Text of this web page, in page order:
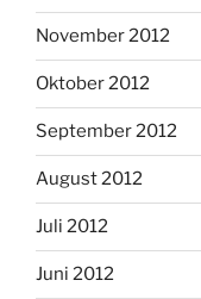
November 2012
Oktober 2012
September 2012
August 2012
Juli 2012
Juni 2012